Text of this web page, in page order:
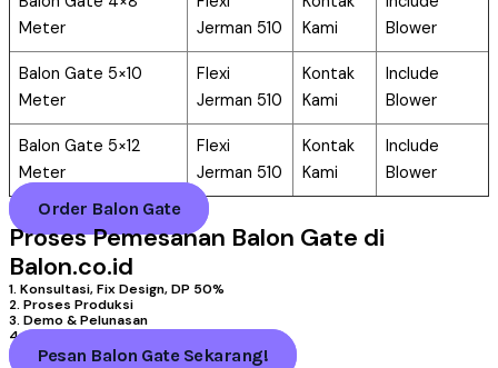
Meter
Jerman 510
Kami
Blower
Balon Gate 5×10
Meter
Flexi
Jerman 510
Kontak
Kami
Include
Blower
Balon Gate 5×12
Meter
Flexi
Jerman 510
Kontak
Kami
Include
Blower
Order Balon Gate
Proses Pemesanan Balon Gate di
Balon.co.id
1. Konsultasi, Fix Design, DP 50%
2. Proses Produksi
3. Demo & Pelunasan
4. Pengiriman
Pesan Balon Gate Sekarang!